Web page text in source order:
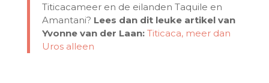
Titicacameer en de eilanden Taquile en
Amantani? Lees dan dit leuke artikel van
Yvonne van der Laan: Titicaca, meer dan
Uros alleen